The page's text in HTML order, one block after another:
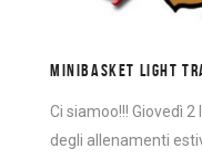
MINIBASKET LIGHT
Ci siamoo!!! Giovedì
degli allenamenti